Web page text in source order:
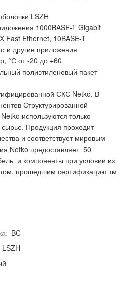
LSZH
1000BASE-T Gigabit
Fast Ethernet, 10BASE-T
и другие приложения
°С от -20 до +60
полиэтиленовый пакет
СКС Netko. В
Структурированной
используются только
сырье. Продукция проходит
и соответствует мировым
Netko предоставляет 50
и компоненты при условии их
прошедшим сертификацию тм
BC
LSZH